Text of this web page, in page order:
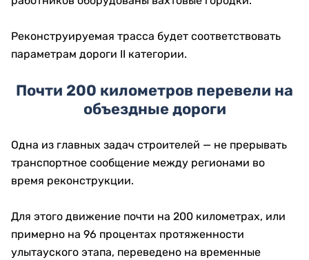
Реконструируемая трасса будет соответствовать
параметрам дороги II категории.
Почти 200 километров перевели на
объездные дороги
Одна из главных задач строителей — не прерывать
транспортное сообщение между регионами во
время реконструкции.
Для этого движение почти на 200 километрах, или
примерно на 96 процентах протяженности
улытауского этапа, переведено на временные